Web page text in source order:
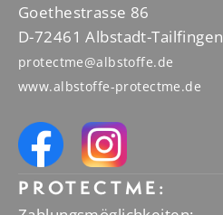
Goethestrasse 86
D-72461 Albstadt-Tailfingen
protectme@albstoffe.de
www.albstoffe-protectme.de
PROTECTME: